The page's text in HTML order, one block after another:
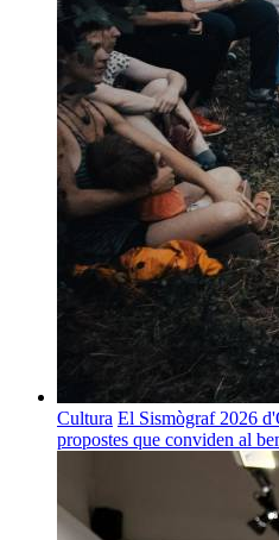
Cultura El Sismògraf 2026
propostes que conviden al